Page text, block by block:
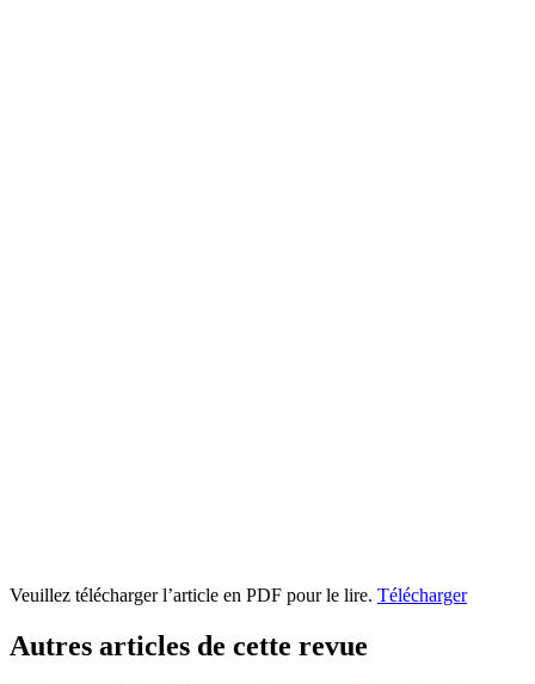
Veuillez télécharger l’article en PDF pour le lire. Télécharger
Autres articles de cette revue